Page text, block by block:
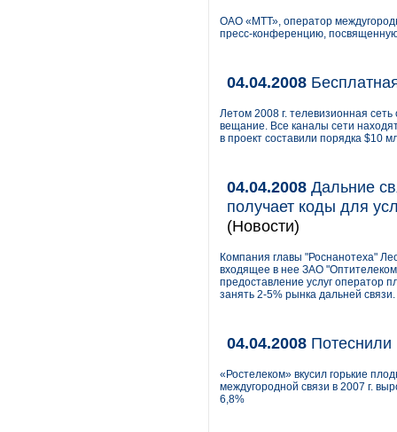
ОАО «МТТ», оператор
пресс-конференцию,
04.04.2008
Летом 2008 г. телевизионная
вещание. Все каналы сети
в проект составили порядка $10
04.04.2008 Дальние
получает коды для
(Новости)
Компания главы "Роснанотеха"
входящее в нее ЗАО
предоставление услуг оператор
занять 2-5% рынка дальней связи.
04.04.2008 Потеснили
«Ростелеком» вкусил горькие
междугородной связи в 2007 г.
6,8%